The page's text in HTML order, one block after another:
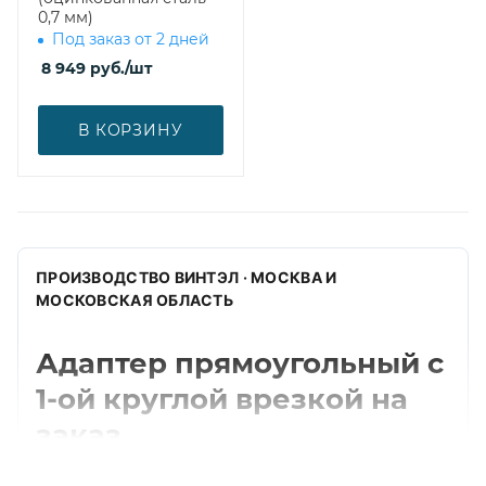
0,7 мм)
Под заказ от 2 дней
8 949 руб./шт
В КОРЗИНУ
ПРОИЗВОДСТВО ВИНТЭЛ · МОСКВА И
МОСКОВСКАЯ ОБЛАСТЬ
Адаптер прямоугольный с
1-ой круглой врезкой на